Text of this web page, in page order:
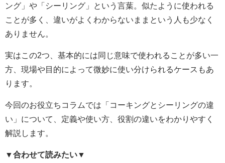
ング」や「シーリング」という言葉。似たように使われる
ことが多く、違いがよくわからないままという人も少なく
ありません。
実はこの2つ、基本的には同じ意味で使われることが多い一
方、現場や目的によって微妙に使い分けられるケースもあ
ります。
今回のお役立ちコラムでは「コーキングとシーリングの違
い」について、定義や使い方、役割の違いをわかりやすく
解説します。
▼合わせて読みたい▼